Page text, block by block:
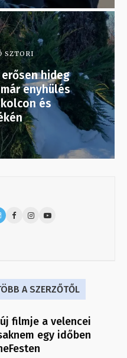
SZTORI
hideg
enyhülés
és
A SZERZŐTŐL
filmje a velencei
egy időben